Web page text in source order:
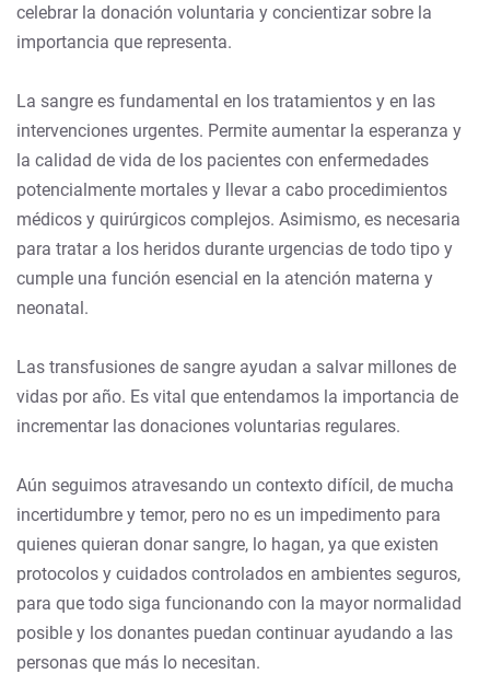
celebrar la donación voluntaria y concientizar sobre la
importancia que representa.
La sangre es fundamental en los tratamientos y en las
intervenciones urgentes. Permite aumentar la esperanza y
la calidad de vida de los pacientes con enfermedades
potencialmente mortales y llevar a cabo procedimientos
médicos y quirúrgicos complejos. Asimismo, es necesaria
para tratar a los heridos durante urgencias de todo tipo y
cumple una función esencial en la atención materna y
neonatal.
Las transfusiones de sangre ayudan a salvar millones de
vidas por año. Es vital que entendamos la importancia de
incrementar las donaciones voluntarias regulares.
Aún seguimos atravesando un contexto difícil, de mucha
incertidumbre y temor, pero no es un impedimento para
quienes quieran donar sangre, lo hagan, ya que existen
protocolos y cuidados controlados en ambientes seguros,
para que todo siga funcionando con la mayor normalidad
posible y los donantes puedan continuar ayudando a las
personas que más lo necesitan.